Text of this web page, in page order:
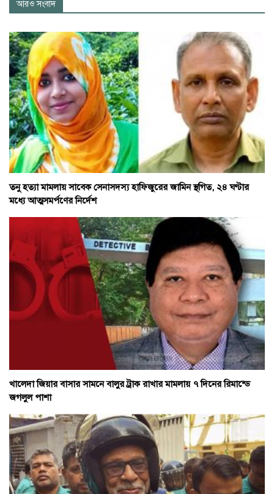
আরও সংবাদ
তনু হত্যা মামলায় সাবেক সেনাসদস্য হাফিজুরের জামিন স্থগিত, ২৪ ঘণ্টার
মধ্যে আত্মসমর্পণের নির্দেশ
খালেদা জিয়ার বাসার সামনে বালুর ট্রাক রাখার মামলায় ৭ দিনের রিমান্ডে
জগলুল পাশা